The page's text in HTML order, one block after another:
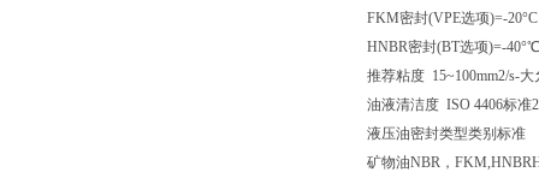
FKM密封(VPE选项)=-
HNBR密封(BT选项)=-
推荐粘度 15~100mm2/s-大
油液清洁度 ISO 4406标准
液压油密封类型类别 标准
矿物油NBR，FKM,HNBR